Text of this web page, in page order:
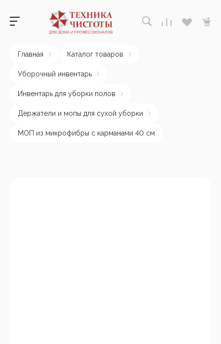
Главная Каталог товаров
Уборочный инвентарь
Инвентарь для уборки полов
Держатели и мопы для сухой уборки
МОП из микрофибры с карманами 40 см